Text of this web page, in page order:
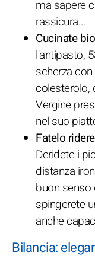
ma sapere
rassicura...
Cucinate
l'antipasto,
scherza
colesterolo,
Vergine
nel suo
Fatelo ridere
Deridete i
distanza
buon senso
spingerete
anche
Bilancia: